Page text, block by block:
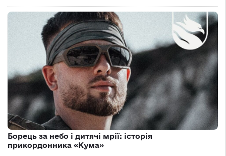
Борець за небо і дитячі мрії: історія
прикордонника «Кума»